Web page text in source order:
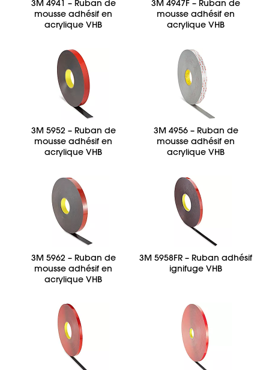
3M 4941 – Ruban de
mousse adhésif en
acrylique VHB
3M 4947F – Ruban de
mousse adhésif en
acrylique VHB
3M 5952 – Ruban de
mousse adhésif en
acrylique VHB
3M 4956 – Ruban de
mousse adhésif en
acrylique VHB
3M 5962 – Ruban de
mousse adhésif en
acrylique VHB
3M 5958FR – Ruban adhésif
ignifuge VHB